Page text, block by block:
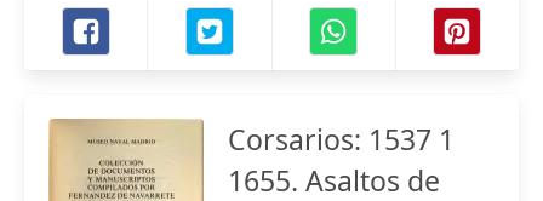
Corsarios: 1537 1
1655. Asaltos de